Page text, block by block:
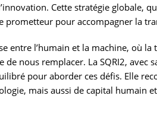
Cette stratégie globale,
prometteur pour accompagner la
entre l’humain et la machine, où la
nous remplacer. La SQRI2, avec
pour aborder ces défis. Elle
mais aussi de capital humain